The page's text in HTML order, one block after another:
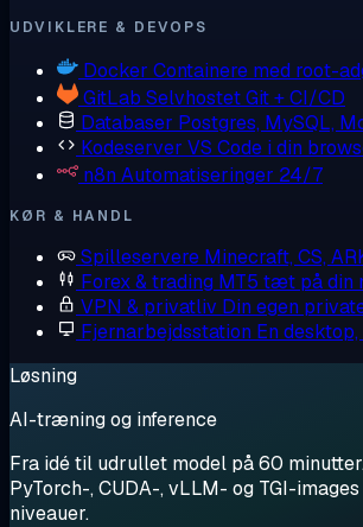
UDVIKLERE & DEVOPS
Docker Containere med root-
GitLab Selvhostet Git + CI/CD
Databaser Postgres, MySQL,
Kodeserver VS Code i din
n8n Automatiseringer 24/7
KØR & HANDL
Spilleservere Minecraft, CS,
Forex & trading MT5 tæt på din
VPN & privatliv Din egen
Fjernarbejdsstation En
Løsning
AI-træning og inference
Fra idé til udrullet model på 60
PyTorch-, CUDA-, vLLM- og TGI-
niveauer.